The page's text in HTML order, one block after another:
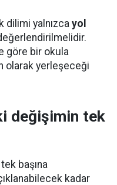
dilimi yalnızca yol
göre bir okula
olarak yerleşeceği
değişimin tek
başına
kadar